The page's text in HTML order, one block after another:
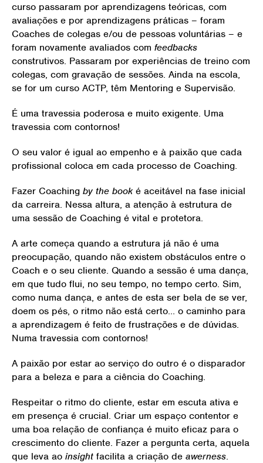
curso passaram por aprendizagens teóricas, com
avaliações e por aprendizagens práticas – foram
Coaches de colegas e/ou de pessoas voluntárias – e
foram novamente avaliados com feedbacks
construtivos. Passaram por experiências de treino com
colegas, com gravação de sessões. Ainda na escola,
se for um curso ACTP, têm Mentoring e Supervisão.
É uma travessia poderosa e muito exigente. Uma
travessia com contornos!
O seu valor é igual ao empenho e à paixão que cada
profissional coloca em cada processo de Coaching.
Fazer Coaching by the booké aceitável na fase inicial
da carreira. Nessa altura, a atenção à estrutura de
uma sessão de Coaching é vital e protetora.
A arte começa quando a estrutura já não é uma
preocupação, quando não existem obstáculos entre o
Coach e o seu cliente. Quando a sessão é uma dança,
em que tudo flui, no seu tempo, no tempo certo. Sim,
como numa dança, e antes de esta ser bela de se ver,
doem os pés, o ritmo não está certo… o caminho para
a aprendizagem é feito de frustrações e de dúvidas.
Numa travessia com contornos!
A paixão por estar ao serviço do outro é o disparador
para a beleza e para a ciência do Coaching.
Respeitar o ritmo do cliente, estar em escuta ativa e
em presença é crucial. Criar um espaço contentor e
uma boa relação de confiança é muito eficaz para o
crescimento do cliente. Fazer a pergunta certa, aquela
que leva ao insight facilita a criação de awerness.